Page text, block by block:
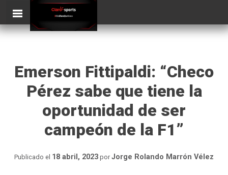
content
ClaroSports
Emerson Fittipaldi: “Checo
Pérez sabe que tiene la
oportunidad de ser
campeón de la F1”
Publicado el 18 abril, 2023 por Jorge Rolando Marrón Vélez